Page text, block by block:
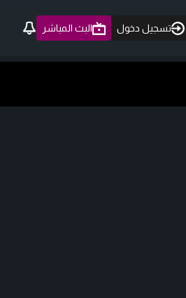
تسجيل دخول البث المباشر